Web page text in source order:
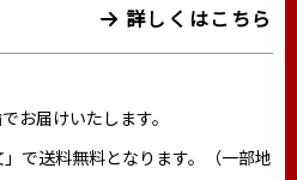
詳しくはこちら
お届けいたします。
で送料無料となります。（一部地